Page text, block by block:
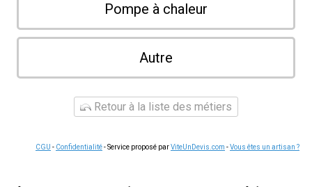
Pompe à chaleur
Autre
Retour à la liste des métiers
CGU - Confidentialité- Service proposé parViteUnDevis.com -Vous êtes un artisan ?